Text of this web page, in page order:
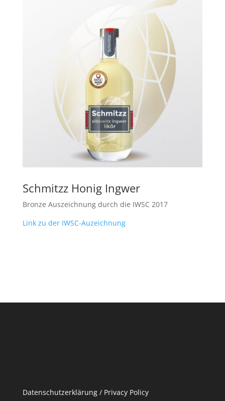
Schmitzz Honig Ingwer
Bronze Auszeichnung durch die IWSC 2017
Link zu der IWSC-Auzeichnung
Datenschutzerklärung / Privacy Policy